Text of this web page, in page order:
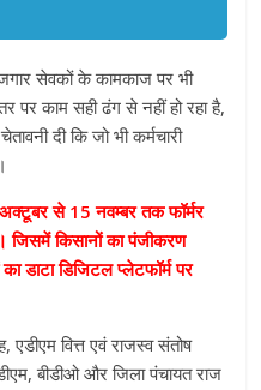
सेवकों के कामकाज पर भी
पर काम सही ढंग से नहीं हो रहा है,
दी कि जो भी कर्मचारी
से 15 नवम्बर तक फॉर्मर
जिसमें किसानों का पंजीकरण
डाटा डिजिटल प्लेटफॉर्म पर
एडीएम वित्त एवं राजस्व संतोष
बीडीओ और जिला पंचायत राज